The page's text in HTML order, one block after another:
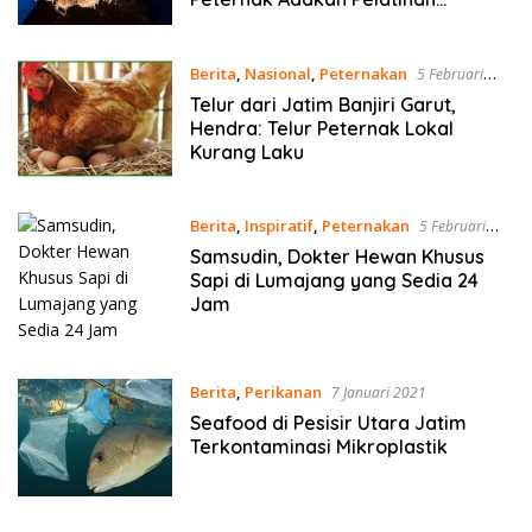
Berita, Nasional, Peternakan 5 Februari
2021
Telur dari Jatim Banjiri Garut,
Hendra: Telur Peternak Lokal
Kurang Laku
Berita, Inspiratif, Peternakan 5 Februari
2021
Samsudin, Dokter Hewan Khusus
Sapi di Lumajang yang Sedia 24
Jam
Berita, Perikanan 7 Januari 2021
Seafood di Pesisir Utara Jatim
Terkontaminasi Mikroplastik